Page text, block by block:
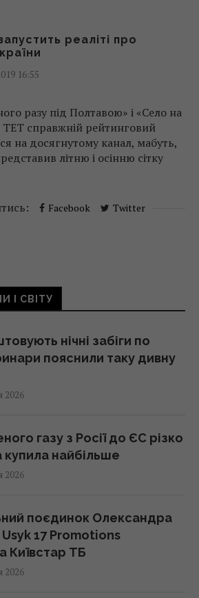
реаліті про
16:55
разу під Полтавою» і «Село на
ТЕТ справжній рейтинговий
на досягнутому канал, мабуть,
літню і осінню сітку
Facebook Twitter
І СВІТУ
нічні забіги по
пояснили таку дивну
2026
газу з Росії до ЄС різко
купила найбільше
2026
поєдинок Олександра
17 Promotions
Київстар ТБ
2026